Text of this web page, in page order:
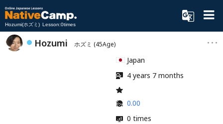
Hozumi(ホズミ) Lesson:0times
Hozumi ホズミ (45Age)
Japan
4 years 7 months
0.00
0 times